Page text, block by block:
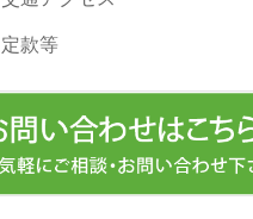
定款等